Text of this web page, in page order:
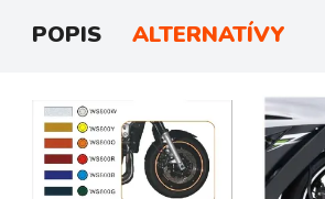
POPIS ALTERNATÍVY